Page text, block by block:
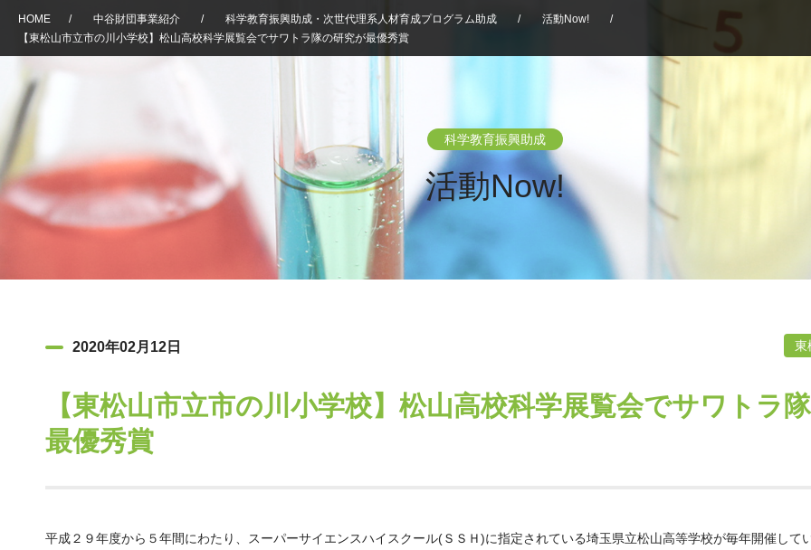
HOME / 中谷財団事業紹介 / 科学教育振興助成・次世代理系人材育成プログラム助成 / 活動Now!
/
【東松山市立市の川小学校】松山高校科学展覧会でサワトラ隊の研究が最優秀賞
科学教育振興助成
活動Now!
2020年02月12日 東
【東松山市立市の川小学校】松山高校科学展覧会でサワトラ
最優秀賞
平成２９年度から５年間にわたり、スーパーサイエンスハイスクール(ＳＳＨ)に指定されている埼玉県立松山高等学校が毎年開催して